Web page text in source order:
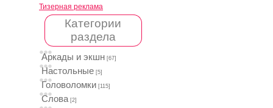
Тизерная реклама
Категории
раздела
Аркады и экшн [67]
Настольные [5]
Головоломки [115]
Слова [2]